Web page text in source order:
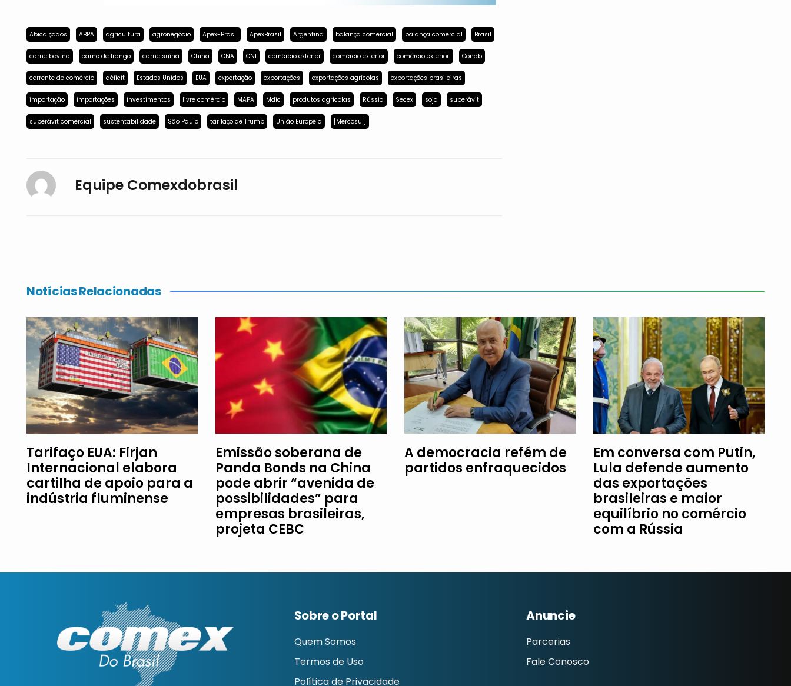
Abicalçados ABPA agricultura agronegócio Apex-Brasil ApexBrasil Argentina balança comercial balança comercial Brasil
carne bovina carne de frango carne suína China CNA CNI comércio exterior comércio exterior comércio exterior. Conab
corrente de comércio déficit Estados Unidos EUA exportação exportações exportações agrícolas exportações brasileiras
importação importações investimentos livre comércio MAPA Mdic produtos agrícolas Rússia Secex soja superávit
superávit comercial sustentabilidade São Paulo tarifaço de Trump União Europeia [Mercosul]
Equipe Comexdobrasil
Notícias Relacionadas
Tarifaço EUA: Firjan
Internacional elabora
cartilha de apoio para a
indústria fluminense
Emissão soberana de
Panda Bonds na China
pode abrir “avenida de
possibilidades” para
empresas brasileiras,
projeta CEBC
A democracia refém de
partidos enfraquecidos
Em conversa com Putin,
Lula defende aumento
das exportações
brasileiras e maior
equilíbrio no comércio
com a Rússia
Sobre o Portal
Quem Somos
Termos de Uso
Política de Privacidade
Anuncie
Parcerias
Fale Conosco